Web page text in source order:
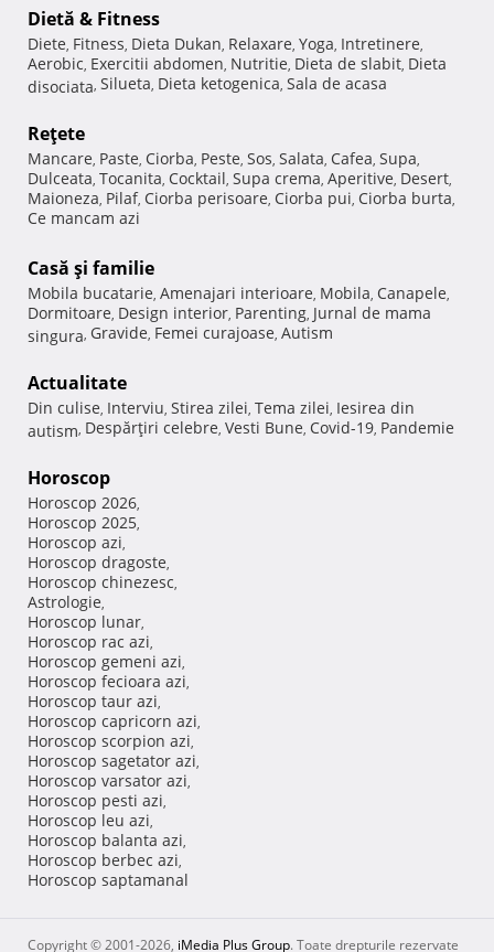
Dietă & Fitness
Diete, Fitness, Dieta Dukan, Relaxare, Yoga, Intretinere,
Aerobic, Exercitii abdomen, Nutritie, Dieta de slabit, Dieta
disociata, Silueta, Dieta ketogenica, Sala de acasa
Reţete
Mancare, Paste, Ciorba, Peste, Sos, Salata, Cafea, Supa,
Dulceata, Tocanita, Cocktail, Supa crema, Aperitive, Desert,
Maioneza, Pilaf, Ciorba perisoare, Ciorba pui, Ciorba burta,
Ce mancam azi
Casă şi familie
Mobila bucatarie, Amenajari interioare, Mobila, Canapele,
Dormitoare, Design interior, Parenting, Jurnal de mama
singura, Gravide, Femei curajoase, Autism
Actualitate
Din culise, Interviu, Stirea zilei, Tema zilei, Iesirea din
autism, Despărţiri celebre, Vesti Bune, Covid-19, Pandemie
Horoscop
Horoscop 2026,
Horoscop 2025,
Horoscop azi,
Horoscop dragoste,
Horoscop chinezesc,
Astrologie,
Horoscop lunar,
Horoscop rac azi,
Horoscop gemeni azi,
Horoscop fecioara azi,
Horoscop taur azi,
Horoscop capricorn azi,
Horoscop scorpion azi,
Horoscop sagetator azi,
Horoscop varsator azi,
Horoscop pesti azi,
Horoscop leu azi,
Horoscop balanta azi,
Horoscop berbec azi,
Horoscop saptamanal
Copyright © 2001-2026, iMedia Plus Group. Toate drepturile rezervate